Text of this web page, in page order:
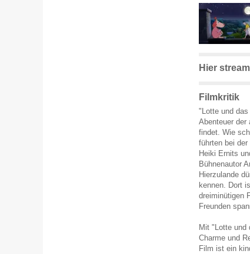
Hier
Filmkritik
"Lotte und
Abenteuer der
findet. Wie
führten bei
Heiki Ernits
Bühnenautor
Hierzulande
kennen. Dort
dreiminütigen
Freunden
Mit "Lotte und
Charme und
Film ist ein